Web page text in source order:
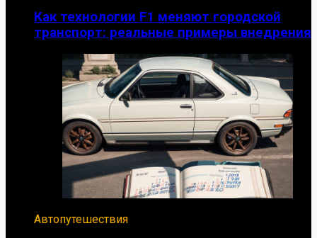
Как технологии F1 меняют городской
транспорт: реальные примеры внедрения
Автопутешествия